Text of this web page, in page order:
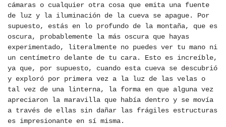
cámaras o cualquier otra cosa que emita una fuente
de luz y la iluminación de la cueva se apague. Por
supuesto, estás en lo profundo de la montaña, que es
oscura, probablemente la más oscura que hayas
experimentado, literalmente no puedes ver tu mano ni
un centímetro delante de tu cara. Esto es increíble,
ya que, por supuesto, cuando esta cueva se descubrió
y exploró por primera vez a la luz de las velas o
tal vez de una linterna, la forma en que alguna vez
apreciaron la maravilla que había dentro y se movía
a través de ellas sin dañar las frágiles estructuras
es impresionante en sí misma.